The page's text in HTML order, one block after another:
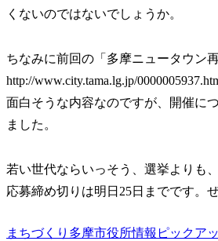
くないのではないでしょうか。
ちなみに前回の「多摩ニュータウン
http://www.city.tama.lg.jp/
面白そうな内容なのですが、開催に
ました。
若い世代ならいっそう、選挙よりも
応募締め切りは明日25日までです。
まちづくり 多摩市役所情報ピックア